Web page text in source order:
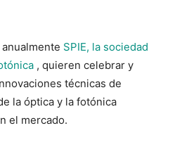
SPIE, la sociedad
, quieren celebrar y
técnicas de
la óptica y la fotónica
el mercado.